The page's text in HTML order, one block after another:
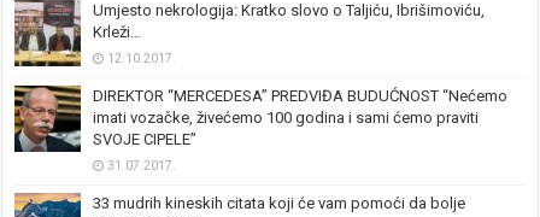
Umjesto nekrologija: Kratko slovo o Taljiću, Ibrišimoviću,
Krleži…
12.10.2017.
DIREKTOR “MERCEDESA” PREDVIĐA BUDUĆNOST “Nećemo
imati vozačke, živećemo 100 godina i sami ćemo praviti
SVOJE CIPELE”
31.07.2017.
33 mudrih kineskih citata koji će vam pomoći da bolje